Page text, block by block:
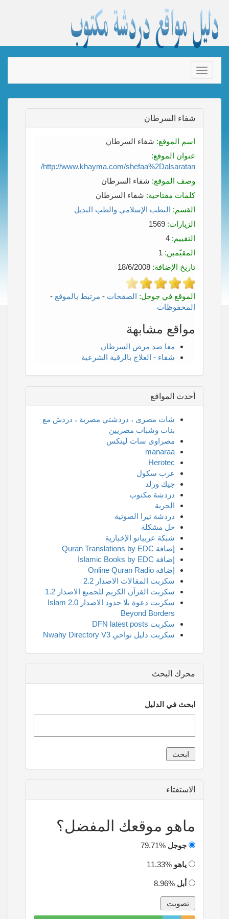
Toggle
navigation
شفاء السرطان
اسم الموقع: شفاء السرطان
عنوان الموقع:
http://www.khayma.com/shefaa%2Dalsaratan/
وصف الموقع: شفاء السرطان
كلمات مفتاحية: شفاء السرطان
القسم: البطب الإسلامي والطب البديل
الزيارات:
التقييم:
المقيّمين:
تاريخ الإضافة:
الموقع في جوجل: الصفحات - مرتبط بالموقع -
المحفوظات
مواقع مشابهة
معا ضد مرض السرطان
شفاء - العلاج بالرقية الشرعية
أحدث المواقع
شات مصرى ، دردشتي مصرية ، دردش مع
بنات وشباب مصريين
مصراوى سات لينكس
manaraa
Herotec
عرب سكول
جيك ورلد
دردشة مكتوب
الحرية
دردشة تيرا الصوتية
حل مشكلة
شبكة عربيانو الإخبارية
إضافة Quran Translations by EDC
إضافة Islamic Books by EDC
إضافة Online Quran Radio
سكربت المقالات الاصدار 2.2
سكربت القرآن الكريم للجميع الاصدار 1.2
سكربت دعوة بلا حدود الاصدار 2.0 Islam
Beyond Borders
سكربت DFN latest posts
سكربت دليل نواحي Nwahy Directory V3
محرك البحث
ابحث في الدليل
الاستفتاء
ماهو موقعك المفضل؟
جوجل
ياهو
أبل